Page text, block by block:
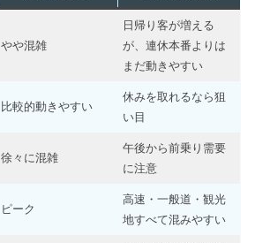
やや混雑
日帰り客が増える
が、連休本番よりは
まだ動きやすい
比較的動きやすい
休みを取れるなら狙
い目
徐々に混雑
午後から前乗り需要
に注意
ピーク
高速・一般道・観光
地すべて混みやすい